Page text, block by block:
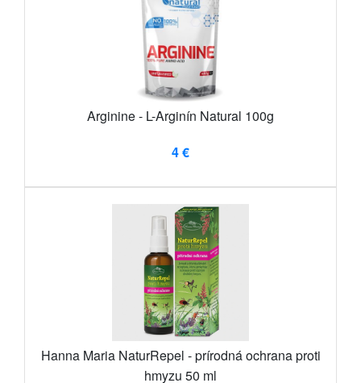
Arginine - L-Arginín Natural 100g
4 €
Hanna Maria NaturRepel - prírodná ochrana proti
hmyzu 50 ml